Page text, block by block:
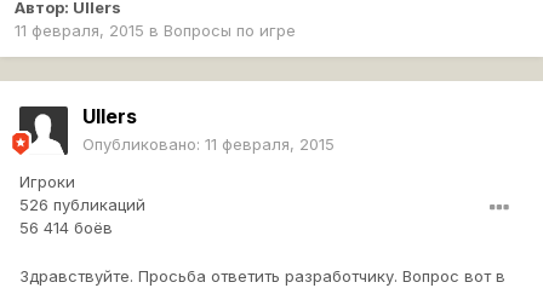
Автор: Ullers
11 февраля, 2015 в Вопросы по игре
Ullers
Опубликовано: 11 февраля, 2015
Игроки
526 публикаций
56 414 боёв
Здравствуйте. Просьба ответить разработчику. Вопрос вот в